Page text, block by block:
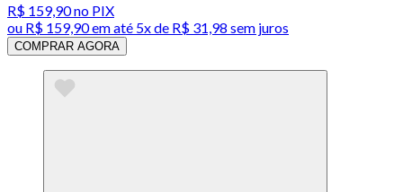
R$ 159,90no PIX
ou R$ 159,90em até 5x de R$ 31,98 sem juros
COMPRAR AGORA